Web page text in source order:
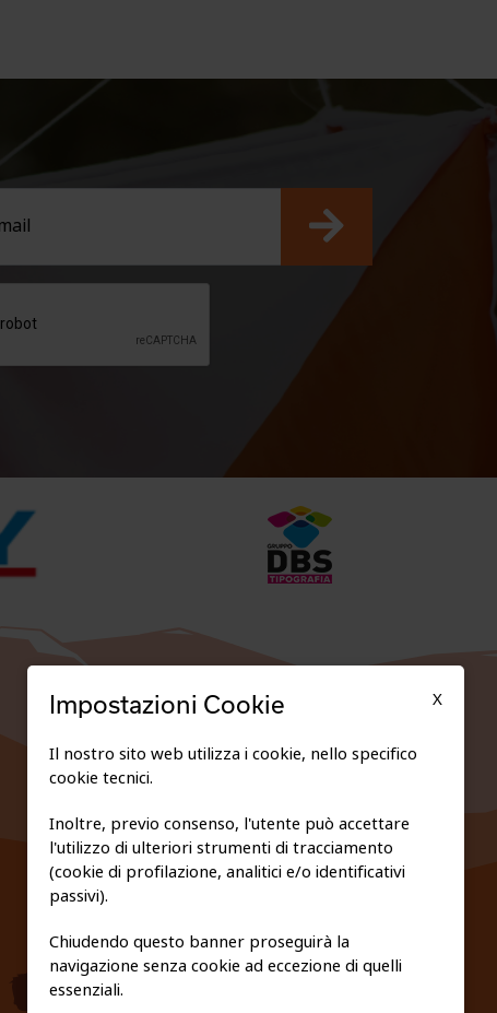
FEDERAZIONE TRASPARENTE
PRIVACY E COOKIE POLICY
X
Impostazioni Cookie
Il nostro sito web utilizza i cookie, nello specifico
cookie tecnici.
Inoltre, previo consenso, l'utente può accettare
l'utilizzo di ulteriori strumenti di tracciamento
(cookie di profilazione, analitici e/o identificativi
passivi).
Chiudendo questo banner proseguirà la
navigazione senza cookie ad eccezione di quelli
essenziali.